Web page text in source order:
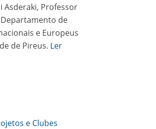
Asderaki, Professor
de
e Europeus
de Pireus. Ler
e Clubes